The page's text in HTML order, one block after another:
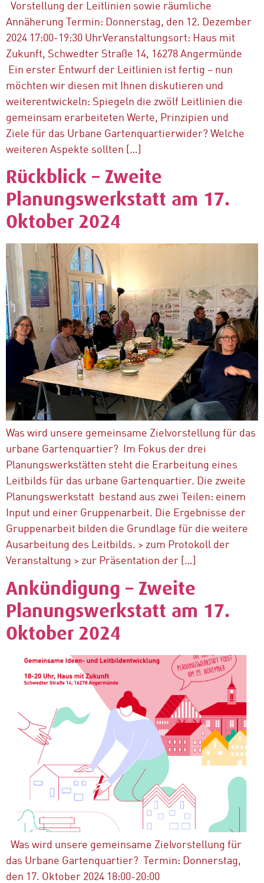
Vorstellung der Leitlinien sowie räumliche
Annäherung Termin: Donnerstag, den 12. Dezember
2024 17:00-19:30 UhrVeranstaltungsort: Haus mit
Zukunft, Schwedter Straße 14, 16278 Angermünde
Ein erster Entwurf der Leitlinien ist fertig – nun
möchten wir diesen mit Ihnen diskutieren und
weiterentwickeln: Spiegeln die zwölf Leitlinien die
gemeinsam erarbeiteten Werte, Prinzipien und
Ziele für das Urbane Gartenquartierwider? Welche
weiteren Aspekte sollten […]
Rückblick – Zweite
Planungswerkstatt am 17.
Oktober 2024
Was wird unsere gemeinsame Zielvorstellung für das
urbane Gartenquartier? Im Fokus der drei
Planungswerkstätten steht die Erarbeitung eines
Leitbilds für das urbane Gartenquartier. Die zweite
Planungswerkstatt bestand aus zwei Teilen: einem
Input und einer Gruppenarbeit. Die Ergebnisse der
Gruppenarbeit bilden die Grundlage für die weitere
Ausarbeitung des Leitbilds. > zum Protokoll der
Veranstaltung > zur Präsentation der […]
Ankündigung – Zweite
Planungswerkstatt am 17.
Oktober 2024
Was wird unsere gemeinsame Zielvorstellung für
das Urbane Gartenquartier? Termin: Donnerstag,
den 17. Oktober 2024 18:00-20:00